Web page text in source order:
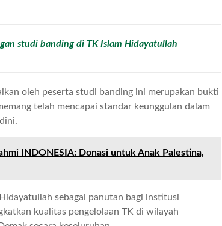
studi banding di TK Islam Hidayatullah
oleh peserta studi banding ini merupakan bukti
telah mencapai standar keunggulan dalam
INDONESIA: Donasi untuk Anak Palestina,
sebagai panutan bagi institusi
kualitas pengelolaan TK di wilayah